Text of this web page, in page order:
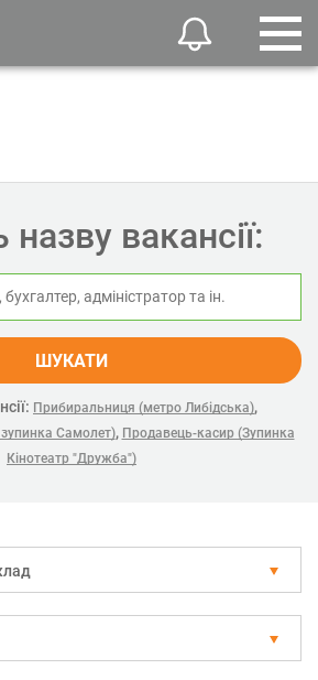
назву вакансії:
ШУКАТИ
Прибиральниця (метро Либідська),
Самолет), Продавець-касир (Зупинка
Кінотеатр "Дружба")